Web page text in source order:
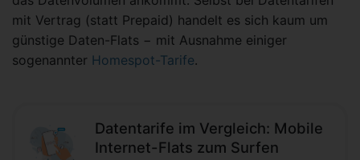
mit Vertrag (statt Prepaid) handelt es sich kaum um
günstige Daten-Flats − mit Ausnahme einiger
sogenannter Homespot-Tarife.
Datentarife im Vergleich: Mobile
Internet-Flats zum Surfen